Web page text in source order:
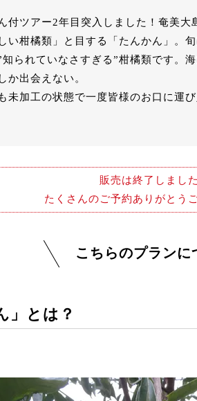
付ツアー2年目突入しました！奄美
い柑橘類」と目する「たんかん」。
られていなさすぎる”柑橘類です。
か出会えない。
未加工の状態で一度皆様のお口に運
販売は終了しました
たくさんのご予約ありがとう
こちらのプランに
」とは？